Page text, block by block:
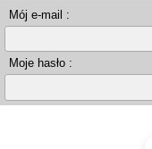
Mój e-mail :
Moje hasło :